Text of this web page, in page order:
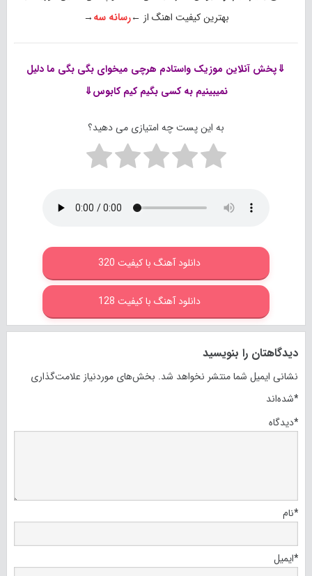
بهترین کیفیت اهنگ از ←رسانه سه→
⇓پخش آنلاین موزیک واستادم هرچی میخوای بگی بگی ما دلیل
نمیبینیم به کسی بگیم کیم کابوس⇓
به این پست چه امتیازی می دهید؟
دانلود آهنگ با کیفیت 320
دانلود آهنگ با کیفیت 128
دیدگاهتان را بنویسید
نشانی ایمیل شما منتشر نخواهد شد. بخش‌های موردنیاز علامت‌گذاری
شده‌اند*
دیدگاه*
نام*
ایمیل*